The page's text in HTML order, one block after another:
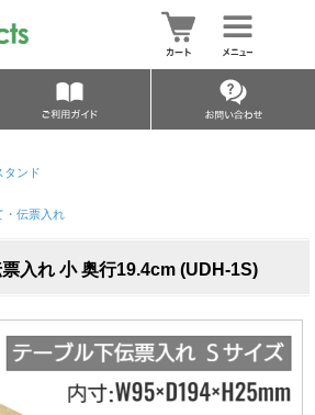
タンド
・伝票入れ
入れ 小 奥行19.4cm (UDH-1S)